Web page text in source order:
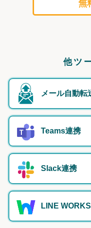
無
他ツ
メール自動転
Teams連携
Slack連携
LINE